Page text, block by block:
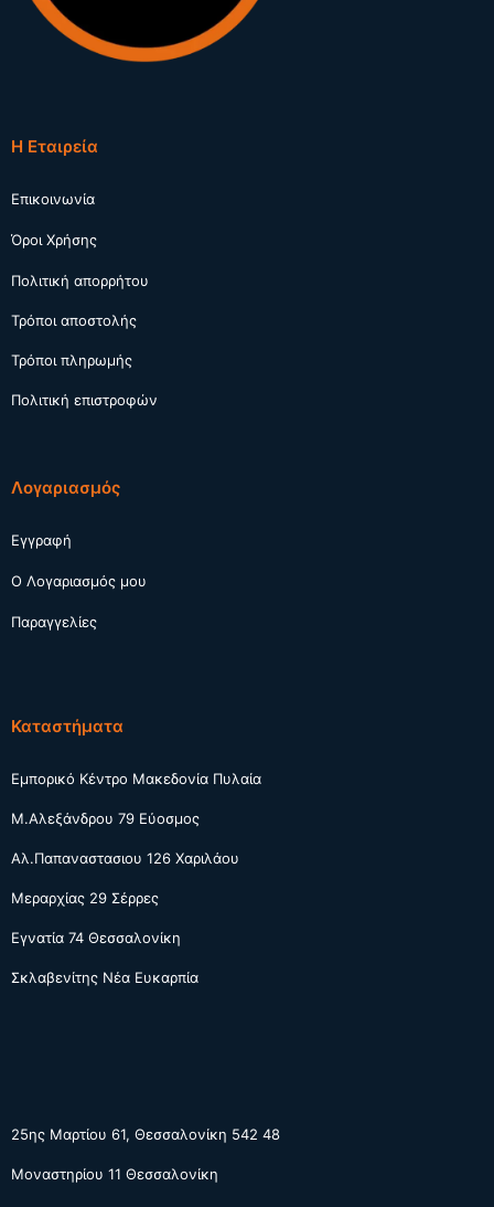
Η Εταιρεία
Επικοινωνία
Όροι Χρήσης
Πολιτική απορρήτου
Τρόποι αποστολής
Τρόποι πληρωμής
Πολιτική επιστροφών
Λογαριασμός
Εγγραφή
Ο Λογαριασμός μου
Παραγγελίες
Καταστήματα
Εμπορικό Κέντρο Μακεδονία Πυλαία
Μ.Αλεξάνδρου 79 Εύοσμος
Αλ.Παπαναστασιου 126 Χαριλάου
Μεραρχίας 29 Σέρρες
Εγνατία 74 Θεσσαλονίκη
Σκλαβενίτης Νέα Ευκαρπία
25ης Μαρτίου 61, Θεσσαλονίκη 542 48
Μοναστηρίου 11 Θεσσαλονίκη